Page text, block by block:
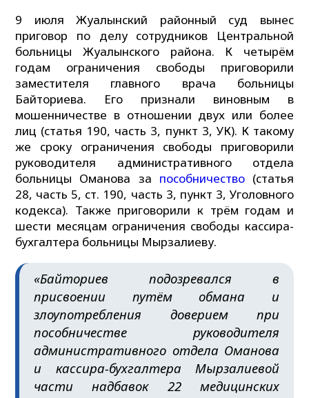
9 июля Жуалынский районный суд вынес
приговор по делу сотрудников Центральной
больницы Жуалынского района. К четырём
годам ограничения свободы приговорили
заместителя главного врача больницы
Байториева. Его признали виновным в
мошенничестве в отношении двух или более
лиц (статья 190, часть 3, пункт 3, УК). К такому
же сроку ограничения свободы приговорили
руководителя административного отдела
больницы Оманова за пособничество(статья
28, часть 5, ст. 190, часть 3, пункт 3, Уголовного
кодекса). Также приговорили к трём годам и
шести месяцам ограничения свободы кассира-
бухгалтера больницы Мырзалиеву.
«Байториев подозревался в
присвоении путём обмана и
злоупотребления доверием при
пособничестве руководителя
административного отдела Оманова
и кассира-бухгалтера Мырзалиевой
части надбавок 22 медицинских